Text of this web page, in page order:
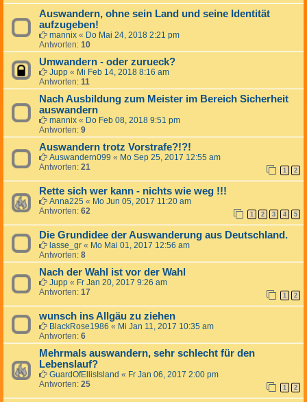
Auswandern, ohne sein Land und seine Identität
aufzugeben!
mannix « Do Mai 24, 2018 2:21 pm
Antworten: 10
Umwandern - oder zurueck?
Jupp « Mi Feb 14, 2018 8:16 am
Antworten: 11
Nach Ausbildung zum Meister im Bereich Sicherheit
auswandern
mannix « Do Feb 08, 2018 9:51 pm
Antworten: 9
Auswandern trotz Vorstrafe?!?!
Auswandern099 « Mo Sep 25, 2017 12:55 am
Antworten: 21 1 2
Rette sich wer kann - nichts wie weg !!!
Anna225 « Mo Jun 05, 2017 11:20 am
Antworten: 62 1 2 3 4 5
Die Grundidee der Auswanderung aus Deutschland.
lasse_gr « Mo Mai 01, 2017 12:56 am
Antworten: 8
Nach der Wahl ist vor der Wahl
Jupp « Fr Jan 20, 2017 9:26 am
Antworten: 17 1 2
wunsch ins Allgäu zu ziehen
BlackRose1986 « Mi Jan 11, 2017 10:35 am
Antworten: 6
Mehrmals auswandern, sehr schlecht für den
Lebenslauf?
GuardOfEllisIsland « Fr Jan 06, 2017 2:00 pm
Antworten: 25 1 2